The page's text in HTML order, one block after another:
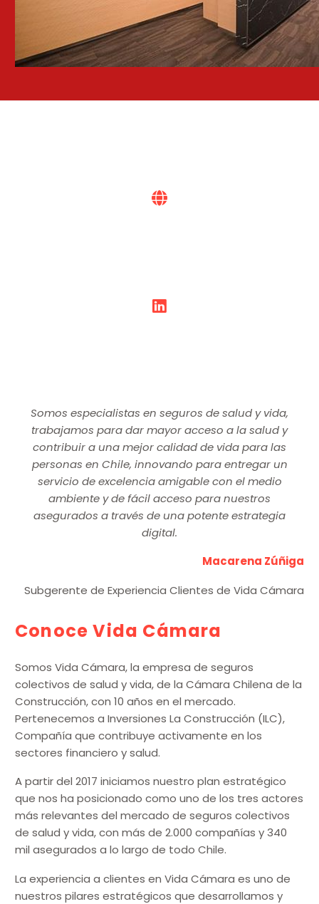
Somos especialistas en seguros de salud y vida,
trabajamos para dar mayor acceso a la salud y
contribuir a una mejor calidad de vida para las
personas en Chile, innovando para entregar un
servicio de excelencia amigable con el medio
ambiente y de fácil acceso para nuestros
asegurados a través de una potente estrategia
digital.
Macarena Zúñiga
Subgerente de Experiencia Clientes de Vida Cámara
Conoce Vida Cámara
Somos Vida Cámara, la empresa de seguros
colectivos de salud y vida, de la Cámara Chilena de la
Construcción, con 10 años en el mercado.
Pertenecemos a Inversiones La Construcción (ILC),
Compañía que contribuye activamente en los
sectores financiero y salud.
A partir del 2017 iniciamos nuestro plan estratégico
que nos ha posicionado como uno de los tres actores
más relevantes del mercado de seguros colectivos
de salud y vida, con más de 2.000 compañías y 340
mil asegurados a lo largo de todo Chile.
La experiencia a clientes en Vida Cámara es uno de
nuestros pilares estratégicos que desarrollamos y